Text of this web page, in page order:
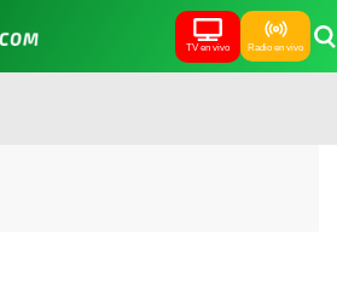
TV en vivo Radio en vivo